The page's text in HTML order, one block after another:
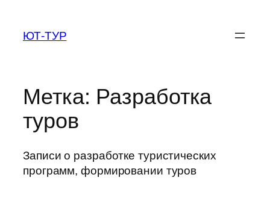
содержимому
ЮТ-ТУР
Метка: Разработка
туров
Записи о разработке туристических
программ, формировании туров